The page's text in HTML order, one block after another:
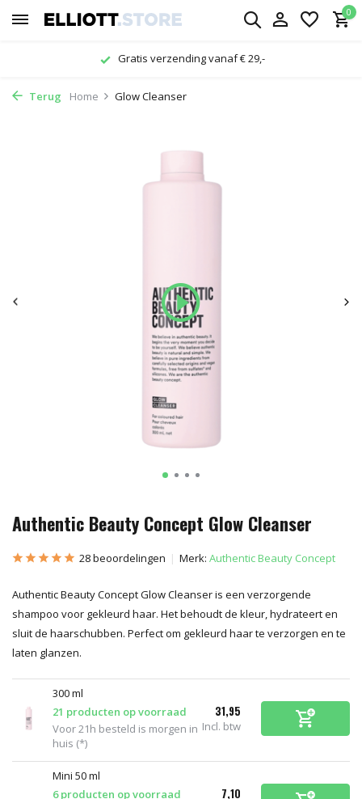
0
Gratis verzending vanaf € 29,-
Terug Home Glow Cleanser
Authentic Beauty Concept Glow Cleanser
28 beoordelingen Merk: Authentic Beauty Concept
Authentic Beauty Concept Glow Cleanser is een verzorgende
shampoo voor gekleurd haar. Het behoudt de kleur, hydrateert en
sluit de haarschubben. Perfect om gekleurd haar te verzorgen en te
laten glanzen.
300 ml
21 producten op voorraad
Voor 21h besteld is morgen in
huis (*)
31,95
Incl. btw
Mini 50 ml
6 producten op voorraad
7,10